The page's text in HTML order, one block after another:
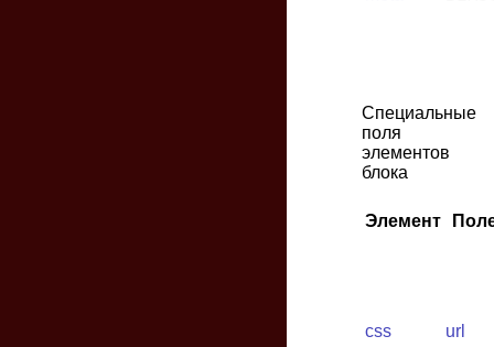
Специальные
поля
элементов
блока
Элемент
css url